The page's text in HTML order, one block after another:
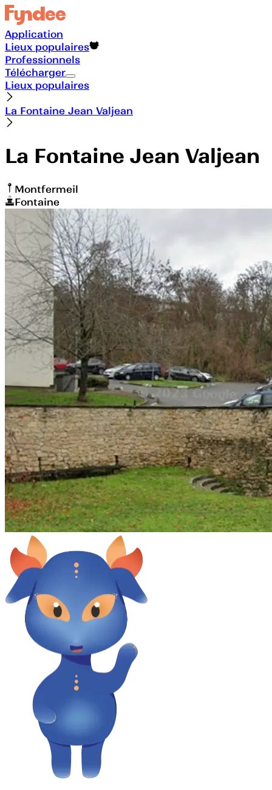
Application
Lieux populaires
Professionnels
Télécharger
Lieux populaires
La Fontaine Jean Valjean
La Fontaine Jean Valjean
Montfermeil
Fontaine